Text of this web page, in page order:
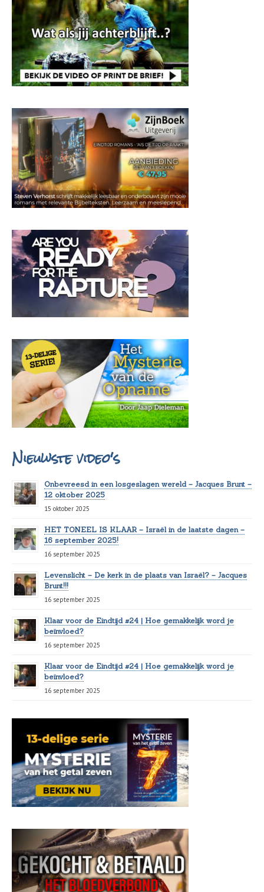
Nieuwste video's
Onbevreesd in een losgeslagen wereld – Jacques Brunt –
12 oktober 2025
15 oktober 2025
HET TONEEL IS KLAAR – Israël in de laatste dagen –
16 september 2025!
16 september 2025
Levenslicht – De kerk in de plaats van Israël? – Jacques
Brunt!!!
16 september 2025
Klaar voor de Eindtijd #24 | Hoe gemakkelijk word je
beïnvloed?
16 september 2025
Klaar voor de Eindtijd #24 | Hoe gemakkelijk word je
beïnvloed?
16 september 2025